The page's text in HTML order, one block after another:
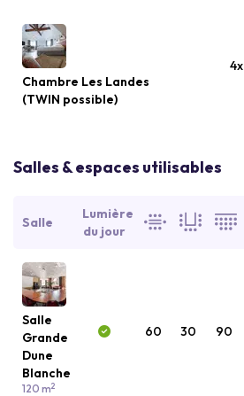
Chambre Les Landes
(TWIN possible)
4x
Salles & espaces utilisables
Salle
Lumière
du jour
Salle
Grande
Dune
Blanche
120 m2
60 30 90